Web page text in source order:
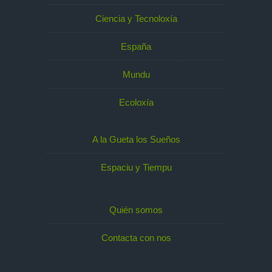
Ciencia y Tecnoloxía
España
Mundu
Ecoloxía
A la Gueta los Sueños
Espaciu y Tiempu
Quién somos
Contacta con nos